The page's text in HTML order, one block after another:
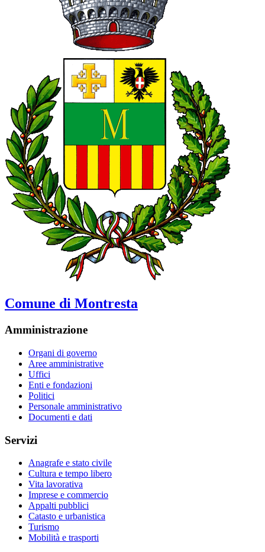
Comune di Montresta
Amministrazione
Organi di governo
Aree amministrative
Uffici
Enti e fondazioni
Politici
Personale amministrativo
Documenti e dati
Servizi
Anagrafe e stato civile
Cultura e tempo libero
Vita lavorativa
Imprese e commercio
Appalti pubblici
Catasto e urbanistica
Turismo
Mobilità e trasporti